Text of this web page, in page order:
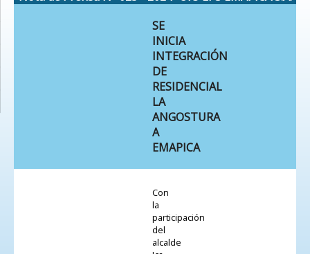
SE
INICIA
INTEGRACIÓN
DE
RESIDENCIAL
LA
ANGOSTURA
A
EMAPICA
Con
la
participación
del
alcalde